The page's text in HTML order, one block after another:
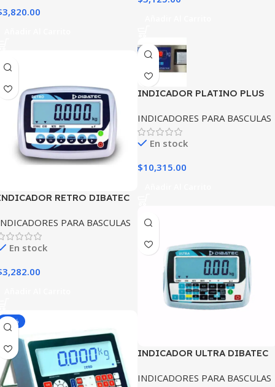
3,820.00
INDICADOR PLATINO PLUS
INDICADORES PARA BASCULAS
En stock
$10,315.00
RETRO DIBATEC
PARA BASCULAS
En stock
3,282.00
INDICADOR ULTRA DIBATEC
INDICADORES PARA BASCULAS
-10%